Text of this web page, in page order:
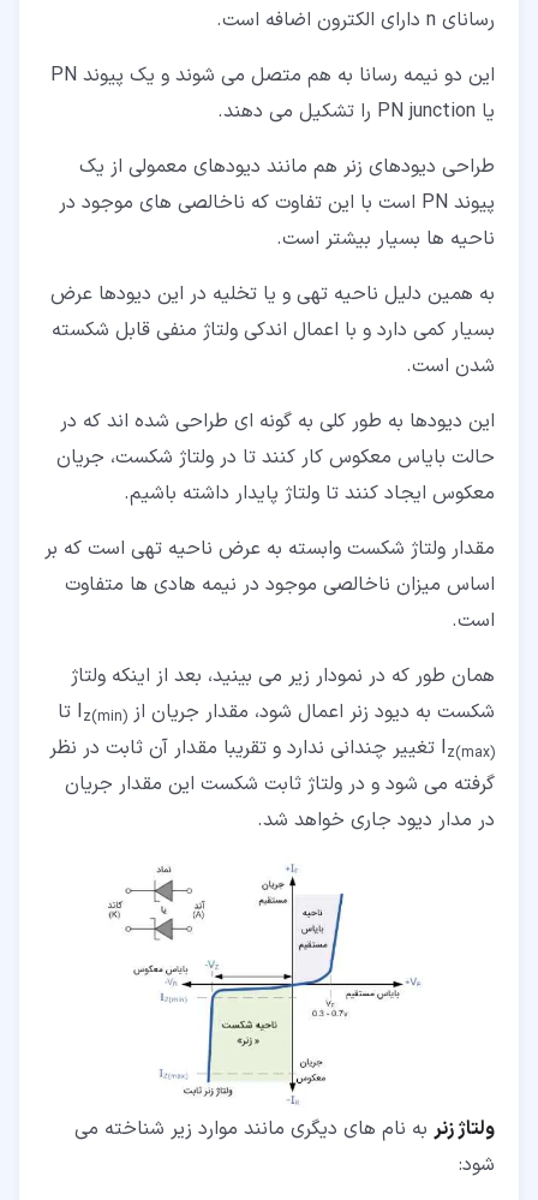
رسانای n دارای الکترون اضافه است.
این دو نیمه رسانا به هم متصل می شوند و یک پیوند PN
یا PN junction را تشکیل می دهند.
طراحی دیودهای زنر هم مانند دیودهای معمولی از یک
پیوند PN است با این تفاوت که ناخالصی های موجود در
ناحیه ها بسیار بیشتر است.
به همین دلیل ناحیه تهی و یا تخلیه در این دیودها عرض
بسیار کمی دارد و با اعمال اندکی ولتاژ منفی قابل شکسته
شدن است.
این دیودها به طور کلی به گونه ای طراحی شده اند که در
حالت بایاس معکوس کار کنند تا در ولتاژ شکست، جریان
معکوس ایجاد کنند تا ولتاژ پایدار داشته باشیم.
مقدار ولتاژ شکست وابسته به عرض ناحیه تهی است که بر
اساس میزان ناخالصی موجود در نیمه هادی ها متفاوت
است.
همان طور که در نمودار زیر می بینید، بعد از اینکه ولتاژ
شکست به دیود زنر اعمال شود، مقدار جریان از (
Iz(min تا
(
Iz(max
تغییر چندانی ندارد و تقریبا مقدار آن ثابت در نظر
گرفته می شود و در ولتاژ ثابت شکست این مقدار جریان
در مدار دیود جاری خواهد شد.
ولتاژ زنر به نام های دیگری مانند موارد زیر شناخته می
شود: